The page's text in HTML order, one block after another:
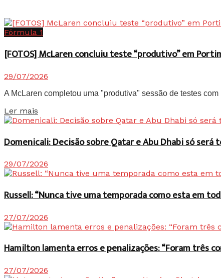
Fórmula 1
[FOTOS] McLaren concluiu teste “produtivo” em
29/07/2026
A McLaren completou uma "produtiva" sessão de testes
Ler mais
Domenicali: Decisão sobre Qatar e Abu Dhabi só será
29/07/2026
Russell: “Nunca tive uma temporada como esta em
27/07/2026
Hamilton lamenta erros e penalizações: “Foram três
27/07/2026